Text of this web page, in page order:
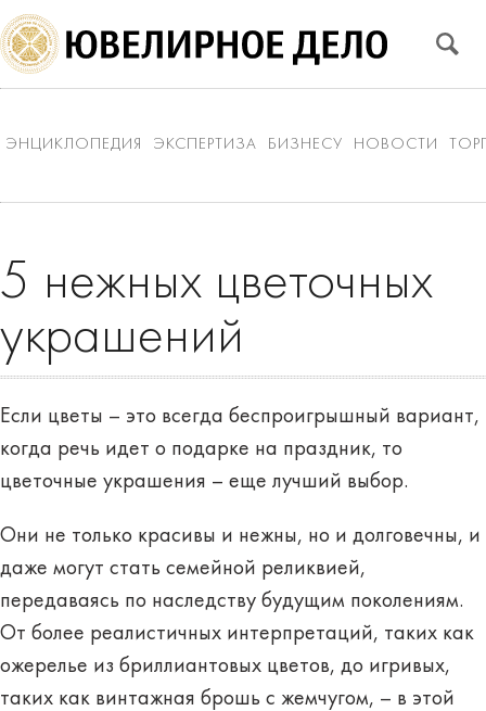
ЭНЦИКЛОПЕДИЯ ЭКСПЕРТИЗА БИЗНЕСУ НОВОСТИ
5 нежных цветочных
украшений
Если цветы – это всегда беспроигрышный вариант,
когда речь идет о подарке на праздник, то
цветочные украшения – еще лучший выбор.
Они не только красивы и нежны, но и долговечны, и
даже могут стать семейной реликвией,
передаваясь по наследству будущим поколениям.
От более реалистичных интерпретаций, таких как
ожерелье из бриллиантовых цветов, до игривых,
таких как винтажная брошь с жемчугом, – в этой